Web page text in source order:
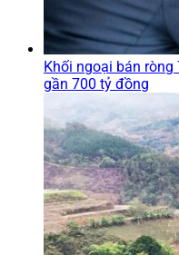
Khối ngoại bán
gần 700 tỷ đồng